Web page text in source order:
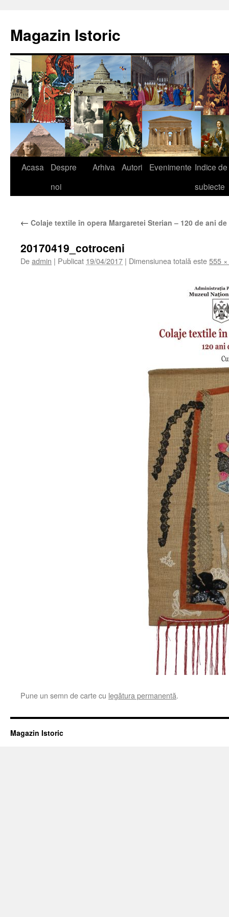
conținut
Magazin Istoric
Acasa
Despre
noi
Arhiva Autori Evenimente Indice de
subiecte
← Colaje textile în opera Margaretei Sterian – 120 de ani
20170419_cotroceni
Deadmin | Publicat 19/04/2017 | Dimensiunea totală este555
Pune un semn de carte cu legătura permanentă.
Magazin Istoric